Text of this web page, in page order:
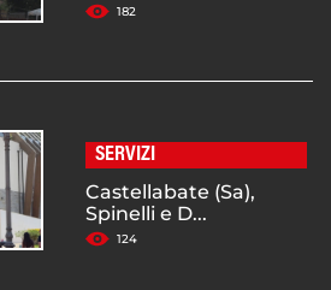
182
SERVIZI
Castellabate (Sa),
Spinelli e D...
124